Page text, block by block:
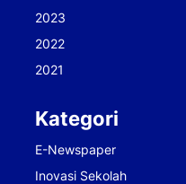
2023
2022
2021
Kategori
E-Newspaper
Inovasi Sekolah